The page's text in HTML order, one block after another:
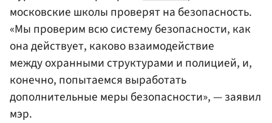
московские школы проверят на безопасность.
«Мы проверим всю систему безопасности, как
она действует, каково взаимодействие
между охранными структурами и полицией, и,
конечно, попытаемся выработать
дополнительные меры безопасности», — заявил
мэр.